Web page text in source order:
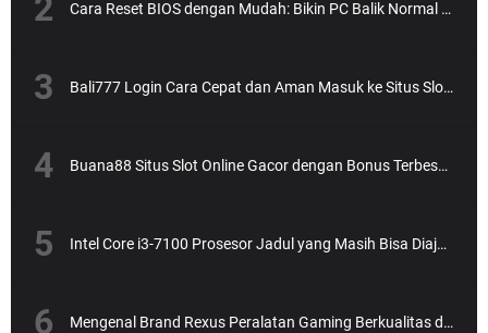
Cara Reset BIOS dengan Mudah: Bikin PC Balik Normal Lagi!
Bali777 Login Cara Cepat dan Aman Masuk ke Situs Slot Online Terpercaya
Buana88 Situs Slot Online Gacor dengan Bonus Terbesar dan Paling Menguntungkan
Intel Core i3-7100 Prosesor Jadul yang Masih Bisa Diajak Ngebut?
Mengenal Brand Rexus Peralatan Gaming Berkualitas dengan Harga Bersahabat